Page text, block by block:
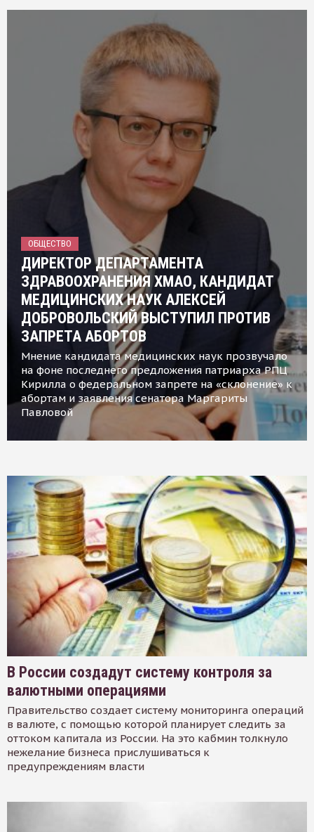
ОБЩЕСТВО
ДИРЕКТОР ДЕПАРТАМЕНТА
ЗДРАВООХРАНЕНИЯ ХМАО, КАНДИДАТ
МЕДИЦИНСКИХ НАУК АЛЕКСЕЙ
ДОБРОВОЛЬСКИЙ ВЫСТУПИЛ ПРОТИВ
ЗАПРЕТА АБОРТОВ
Мнение кандидата медицинских наук прозвучало
на фоне последнего предложения патриарха РПЦ
Кирилла о федеральном запрете на «склонение» к
абортам и заявления сенатора Маргариты
Павловой
В России создадут систему контроля за
валютными операциями
Правительство создает систему мониторинга операций
в валюте, с помощью которой планирует следить за
оттоком капитала из России. На это кабмин толкнуло
нежелание бизнеса прислушиваться к
предупреждениям власти